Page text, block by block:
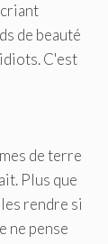
de beauté
C'est
de terre
Plus que
rendre si
ne pense